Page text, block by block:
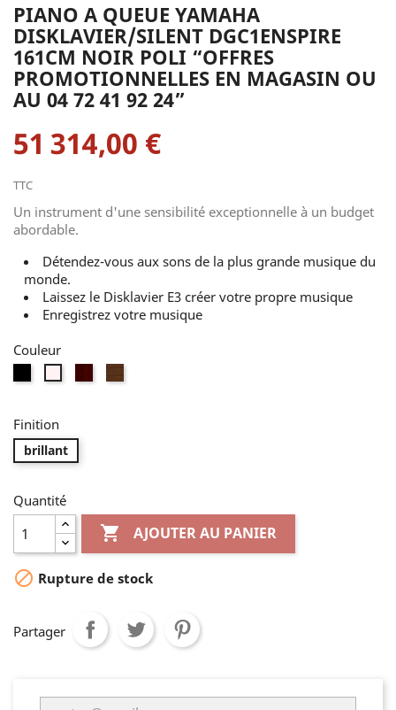
PIANO A QUEUE YAMAHA
DISKLAVIER/SILENT DGC1ENSPIRE
161CM NOIR POLI “OFFRES
PROMOTIONNELLES EN MAGASIN OU
AU 04 72 41 92 24”
51 314,00 €
TTC
Un instrument d'une sensibilité exceptionnelle à un budget
abordable.
Détendez-vous aux sons de la plus grande musique du
monde.
Laissez le Disklavier E3 créer votre propre musique
Enregistrez votre musique
Couleur
Finition
brillant
Quantité
 AJOUTER AU PANIER
 Rupture de stock
Partager